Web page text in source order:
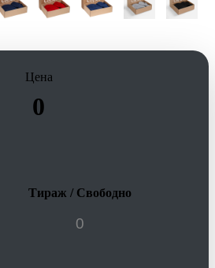
Цена
0
Тираж / Свободно